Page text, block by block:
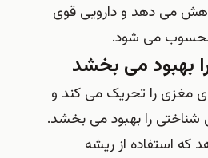
می دهد و دارویی قوی
می شود.
مغزی را تحریک می کند و
شناختی را بهبود می بخشد.
استفاده از ریشه